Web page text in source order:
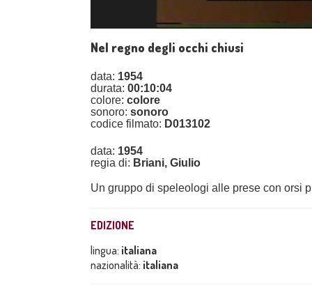
Nel regno degli occhi chiusi
data: 1954
durata: 00:10:04
colore: colore
sonoro: sonoro
codice filmato: D013102
data: 1954
regia di: Briani, Giulio
Un gruppo di speleologi alle prese con orsi
EDIZIONE
lingua: italiana
nazionalità: italiana